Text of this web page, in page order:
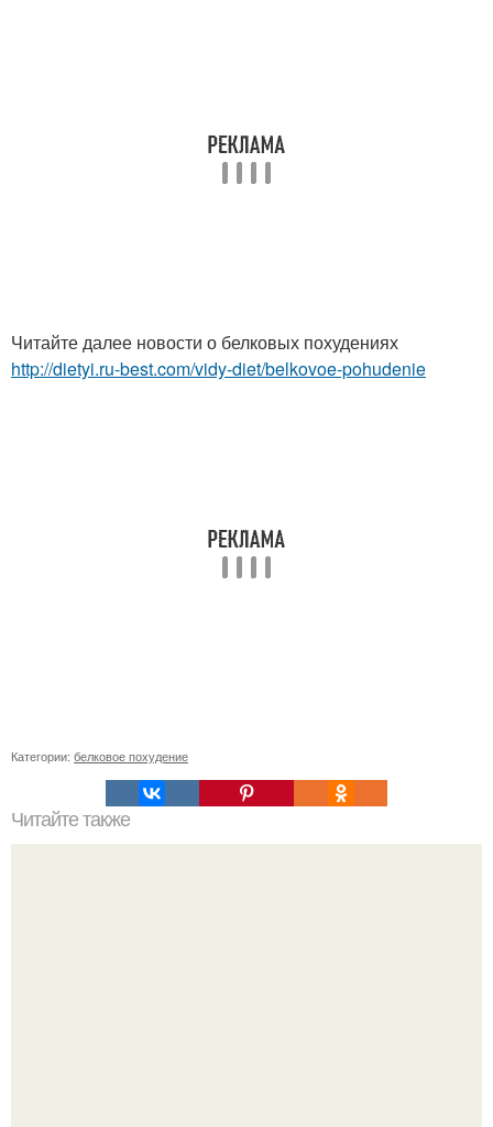
Читайте далее новости о белковых похудениях
http://dietyi.ru-best.com/vidy-diet/belkovoe-pohudenie
Категории: белковое похудение
Читайте также